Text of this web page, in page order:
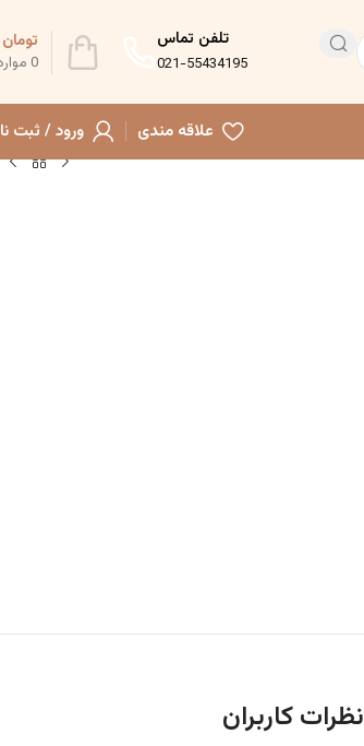
تلفن تماس
021-55434195
0
تومان
علاقه مندی
ورود / ثبت
نظرات کاربران